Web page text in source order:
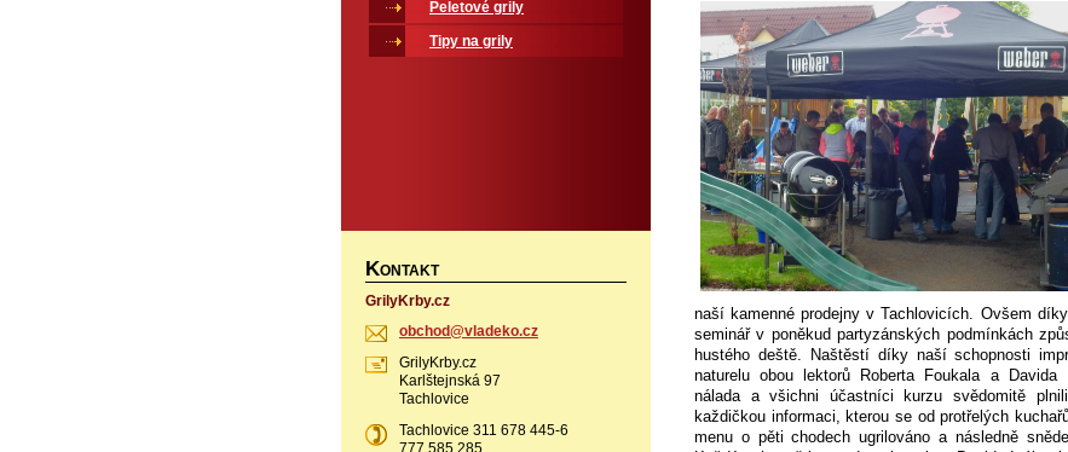
naší kamenné prodejny v Tachlovicích. Ovšem
seminář v poněkud partyzánských podmínkách
hustého deště. Naštěstí díky naší schopnosti
naturelu obou lektorů Roberta Foukala a Davida
nálada a všichni účastníci kurzu svědomitě
každičkou informaci, kterou se od protřelých
menu o pěti chodech ugrilováno a následně
Peletové grily
Tipy na grily
KONTAKT
GrilyKrby.cz
obchod@v ladeko.cz
GrilyKrby.cz
Karlštejnská 97
Tachlovice
Tachlovice 311 678 445-6
777 585 285